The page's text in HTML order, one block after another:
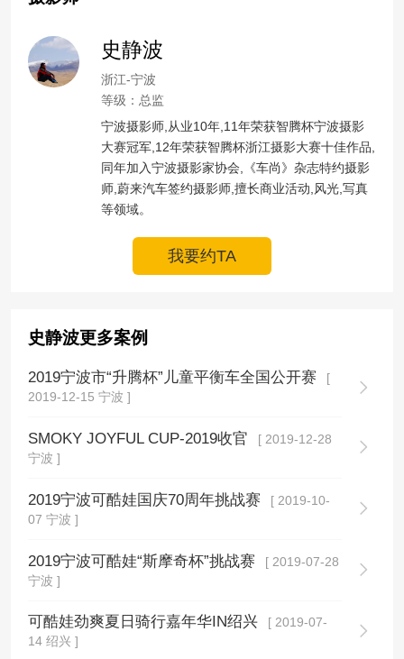
史静波
浙江-宁波
等级：总监
宁波摄影师,从业10年,11年荣获智腾杯宁波摄影
大赛冠军,12年荣获智腾杯浙江摄影大赛十佳作品,
同年加入宁波摄影家协会,《车尚》杂志特约摄影
师,蔚来汽车签约摄影师,擅长商业活动,风光,写真
等领域。
我要约TA
史静波更多案例
2019宁波市“升腾杯”儿童平衡车全国公开赛
[
2019-12-15 宁波 ]
SMOKY JOYFUL CUP-2019收官
[ 2019-12-28
宁波 ]
2019宁波可酷娃国庆70周年挑战赛
[ 2019-10-
07 宁波 ]
2019宁波可酷娃“斯摩奇杯”挑战赛
[ 2019-07-28
宁波 ]
可酷娃劲爽夏日骑行嘉年华IN绍兴
[ 2019-07-
14 绍兴 ]